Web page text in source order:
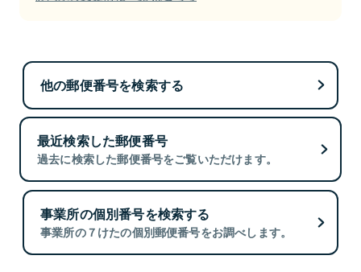
他の郵便番号を検索する
最近検索した郵便番号
過去に検索した郵便番号をご覧いただけます。
事業所の個別番号を検索する
事業所の７けたの個別郵便番号をお調べします。